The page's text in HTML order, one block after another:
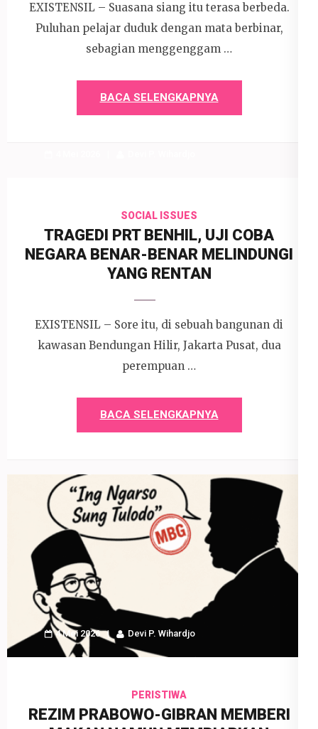
EXISTENSIL – Suasana siang itu terasa berbeda.
Puluhan pelajar duduk dengan mata berbinar,
sebagian menggenggam …
BACA SELENGKAPNYA
SOCIAL ISSUES
TRAGEDI PRT BENHIL, UJI COBA
NEGARA BENAR-BENAR MELINDUNGI
YANG RENTAN
EXISTENSIL – Sore itu, di sebuah bangunan di
kawasan Bendungan Hilir, Jakarta Pusat, dua
perempuan …
BACA SELENGKAPNYA
4 Mei 2026 Devi P. Wihardjo
PERISTIWA
REZIM PRABOWO-GIBRAN MEMBERI